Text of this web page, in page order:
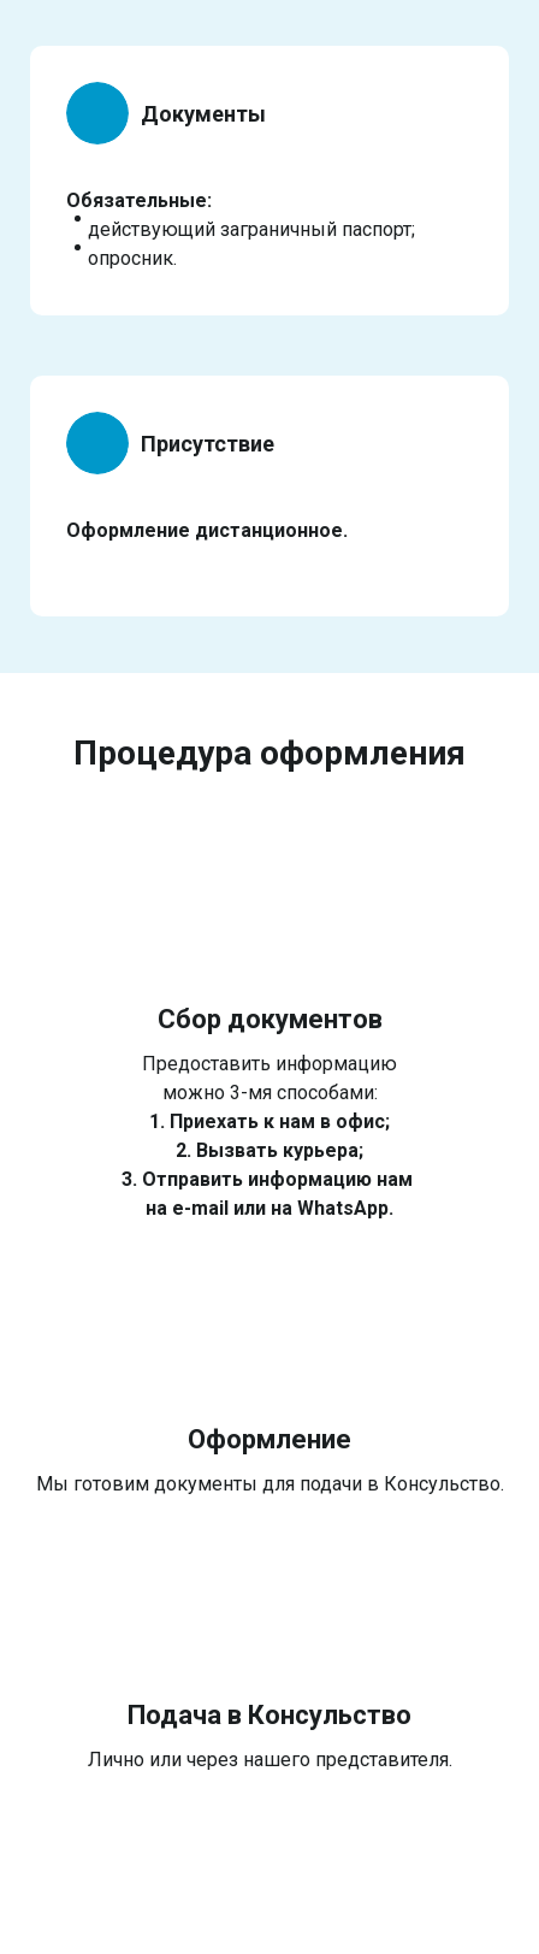
Документы
Обязательные:
действующий заграничный паспорт;
опросник.
Присутствие
Оформление дистанционное.
Процедура оформления
Сбор документов
Предоставить информацию
можно 3-мя способами:
1. Приехать к нам в офис;
2. Вызвать курьера;
3. Отправить информацию нам
на e-mail или на WhatsApp.
Оформление
Мы готовим документы для подачи в Консульство.
Подача в Консульство
Лично или через нашего представителя.